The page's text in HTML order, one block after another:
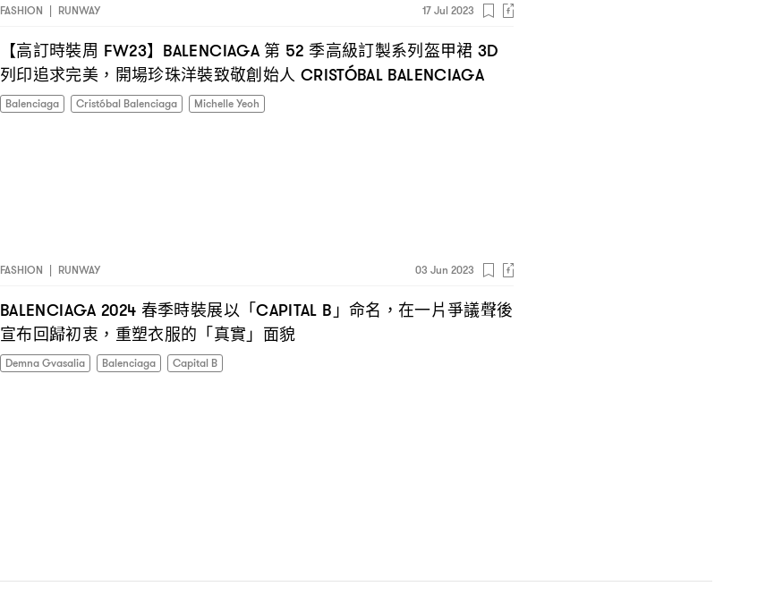
FASHION | RUNWAY 17 Jul 2023
【高訂時裝周 FW23】 BALENCIAGA 第 52 季高級訂製系列盔甲裙 3D
列印追求完美 ， 開場珍珠洋裝致敬創始人 CRISTÓBAL BALENCIAGA
Balenciaga Cristóbal Balenciaga Michelle Yeoh
FASHION | RUNWAY 03 Jun 2023
BALENCIAGA 2024 春季時裝展以「CAPITAL B 」命名 ， 在一片爭議聲後
宣布回歸初衷 ， 重塑衣服的「真實」面貌
Demna Gvasalia Balenciaga Capital B